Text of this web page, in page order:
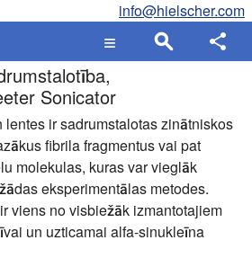
info@hielscher.com
Sonicator
ir sadrumstalotas zinātniskos
fibrila fragmentus vai pat
molekulas, kuras var vieglāk
eksperimentālas metodes.
viens no visbiežāk izmantotajiem
un uzticamai alfa-sinukleīna